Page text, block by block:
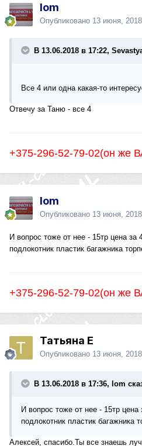
lom
Опубликовано 13 июня, 2018
В 13.06.2018 в 17:22,
Все 4 или одна какая-то
Отвечу за Таню - все 4
+375-296-52-79-02(он же
lom
Опубликовано 13 июня, 2018
И вопрос тоже от нее - 15тр цена
подлокотник пластик багажника
+375-296-52-79-02(он же
Татьяна Е
Опубликовано 13 июня, 2018
В 13.06.2018 в 17:36, lom
И вопрос тоже от нее - 15тр
подлокотник пластик багажника
Алексей, спасибо.Ты все знаешь